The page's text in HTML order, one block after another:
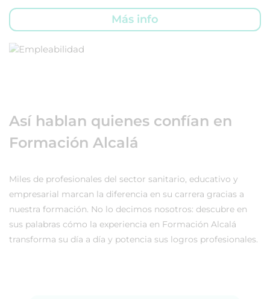
Más info
Así hablan quienes confían en
Formación Alcalá
Miles de profesionales del sector sanitario, educativo y
empresarial marcan la diferencia en su carrera gracias a
nuestra formación. No lo decimos nosotros: descubre en
sus palabras cómo la experiencia en Formación Alcalá
transforma su día a día y potencia sus logros profesionales.